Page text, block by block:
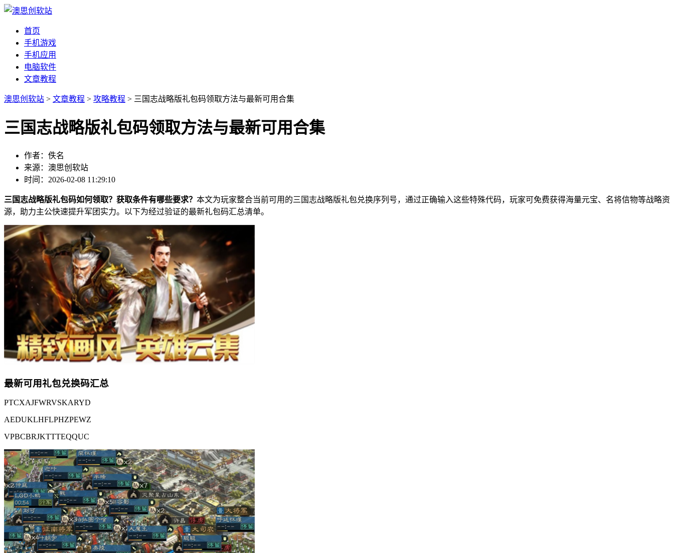
首页
手机游戏
手机应用
电脑软件
文章教程
澳思创软站 > 文章教程 > 攻略教程 > 三国志战略版礼包码领取方法与最新可用合集
三国志战略版礼包码领取方法与最新可用合集
作者：佚名
来源：澳思创软站
时间：2026-02-08 11:29:10
三国志战略版礼包码如何领取？获取条件有哪些要求？ 本文为玩家整合当前可用的三国志战略版礼包兑换序列号，通过正确输入这些特殊代码，玩家可免费获得海量元宝、名将信物等战略资
源，助力主公快速提升军团实力。以下为经过验证的最新礼包码汇总清单。
最新可用礼包兑换码汇总
PTCXAJFWRVSKARYD
AEDUKLHFLPHZPEWZ
VPBCBRJKTTTEQQUC